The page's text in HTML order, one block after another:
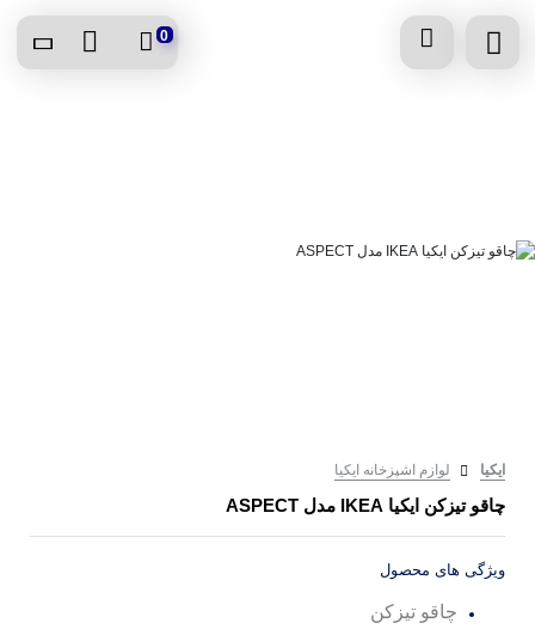
0
ایکیا لوازم اشپزخانه ایکیا
چاقو تیزکن ایکیا IKEA مدل ASPECT
ویژگی های محصول
چاقو تیزکن